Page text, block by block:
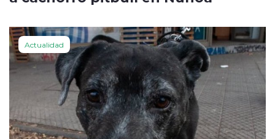
Actualidad